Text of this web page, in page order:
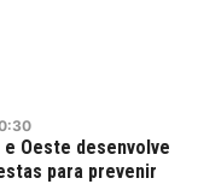
Oeste desenvolve
para prevenir